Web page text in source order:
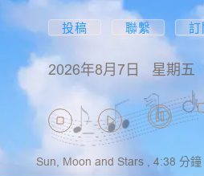
投稿 聯繫 訂
2026年8月7日 星期五
Sun, Moon and Stars , 4:38 分鐘